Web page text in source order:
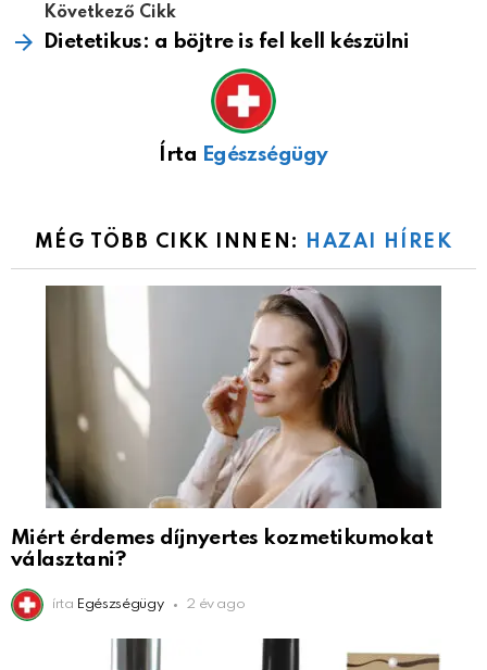
Következő Cikk
Dietetikus: a böjtre is fel kell készülni
Írta Egészségügy
MÉG TÖBB CIKK INNEN: HAZAI HÍREK
Miért érdemes díjnyertes kozmetikumokat
választani?
írta Egészségügy 2 év ago